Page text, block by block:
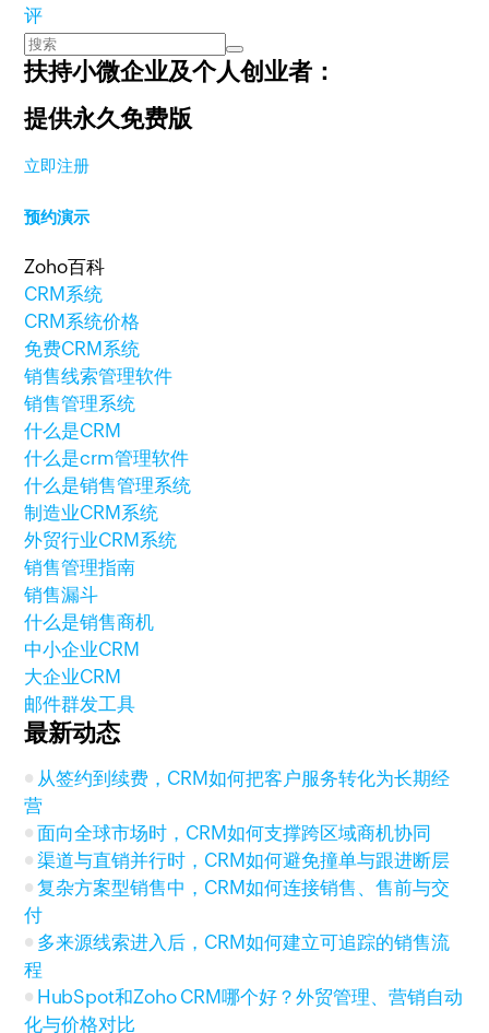
评
扶持小微企业及个人创业者：
提供永久免费版
立即注册
预约演示
Zoho百科
CRM系统
CRM系统价格
免费CRM系统
销售线索管理软件
销售管理系统
什么是CRM
什么是crm管理软件
什么是销售管理系统
制造业CRM系统
外贸行业CRM系统
销售管理指南
销售漏斗
什么是销售商机
中小企业CRM
大企业CRM
邮件群发工具
最新动态
从签约到续费，CRM如何把客户服务转化为长期经
营
面向全球市场时，CRM如何支撑跨区域商机协同
渠道与直销并行时，CRM如何避免撞单与跟进断层
复杂方案型销售中，CRM如何连接销售、售前与交
付
多来源线索进入后，CRM如何建立可追踪的销售流
程
HubSpot和Zoho CRM哪个好？外贸管理、营销自动
化与价格对比